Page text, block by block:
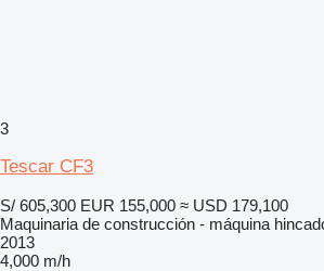
3
Tescar CF3
S/ 605,300 EUR 155,000 ≈ USD 179,100
Maquinaria de construcción - máquina
2013
4,000 m/h